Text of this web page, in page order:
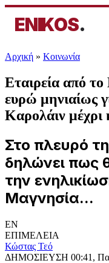
ENIKOS.
Αρχική » Κοινωνία
Εταιρεία από το
ευρώ μηνιαίως
Καρολάιν μέχρι
Στο πλευρό
δηλώνει πως
την
Μαγνησία...
EN
ΕΠΙΜΕΛΕΙΑ
Κώστας Τεό
ΔΗΜΟΣΙΕΥΣΗ 00:41,